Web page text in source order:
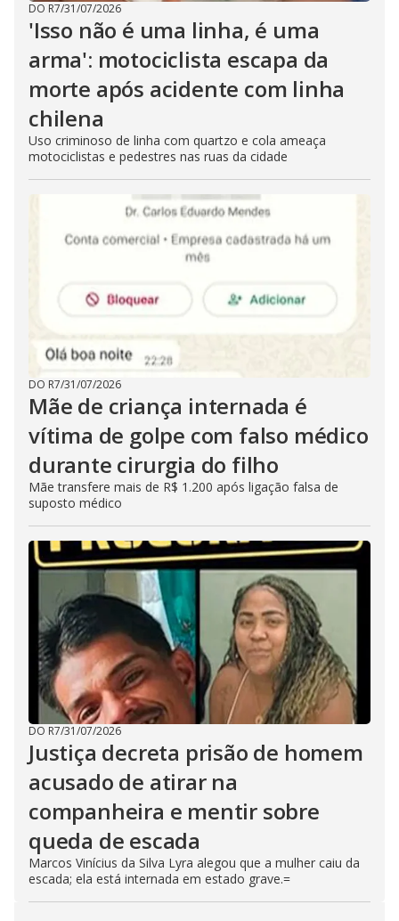
DO R7/31/07/2026
'Isso não é uma linha, é uma
arma': motociclista escapa da
morte após acidente com linha
chilena
Uso criminoso de linha com quartzo e cola ameaça
motociclistas e pedestres nas ruas da cidade
DO R7/31/07/2026
Mãe de criança internada é
vítima de golpe com falso médico
durante cirurgia do filho
Mãe transfere mais de R$ 1.200 após ligação falsa de
suposto médico
DO R7/31/07/2026
Justiça decreta prisão de homem
acusado de atirar na
companheira e mentir sobre
queda de escada
Marcos Vinícius da Silva Lyra alegou que a mulher caiu da
escada; ela está internada em estado grave.=